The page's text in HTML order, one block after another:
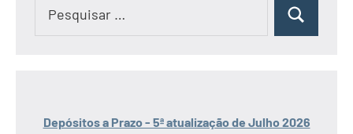
Pesquisar
Depósitos a Prazo - 5ª atualização de Julho 2026